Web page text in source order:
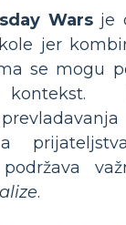
Warsje
jer
se mogu
.